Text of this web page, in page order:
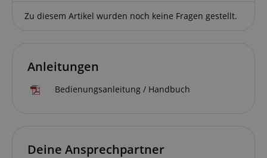
Zu diesem Artikel wurden noch keine Fragen gestellt.
Anleitungen
Bedienungsanleitung / Handbuch
Deine Ansprechpartner